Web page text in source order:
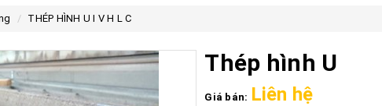
THÉP HÌNH U I V H L C
Thép hình U
Giá bán: Liên hệ